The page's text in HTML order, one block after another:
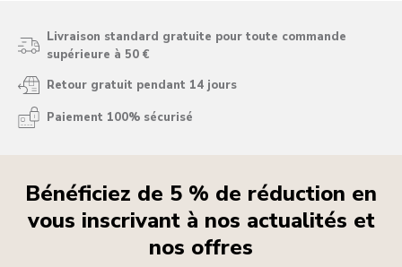
Livraison standard gratuite pour toute commande
supérieure à 50 €
Retour gratuit pendant 14 jours
Paiement 100% sécurisé
Bénéficiez de 5 % de réduction en
vous inscrivant à nos actualités et
nos offres